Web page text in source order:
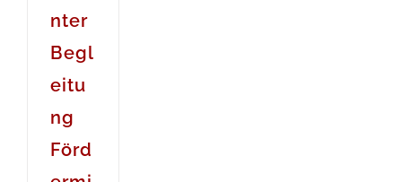
nter
Begl
eitu
ng
Förd